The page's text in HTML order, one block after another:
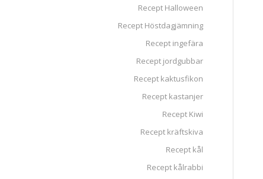
Recept Halloween
Recept Höstdagjämning
Recept ingefära
Recept jordgubbar
Recept kaktusfikon
Recept kastanjer
Recept Kiwi
Recept kräftskiva
Recept kål
Recept kålrabbi